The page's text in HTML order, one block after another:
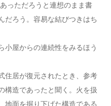
っただろうと連想のまま書
だろう。容易な結びつきはち
小屋からの連続性をみるほう
住居が復元されたとき、参考
構造であったと聞く。火を扱
地面を掘り下げた構造である